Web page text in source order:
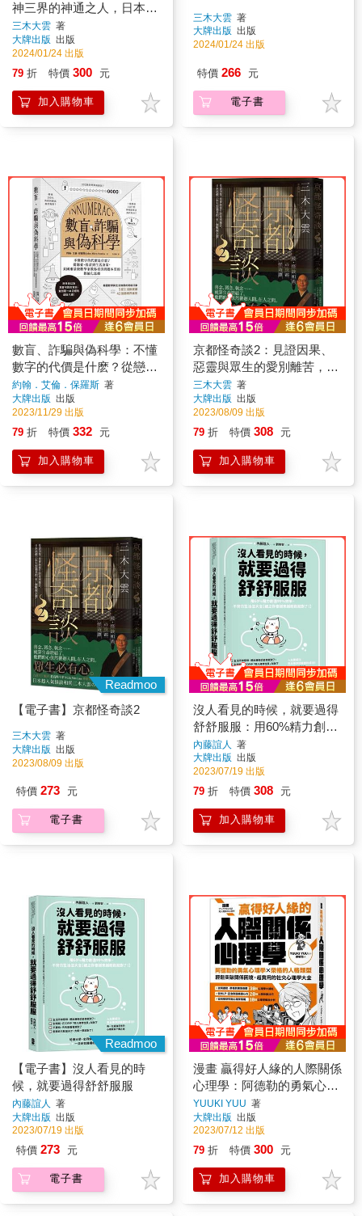
神三界的神通之人，日本高
僧三木大雲所經歷的「離奇
怪誕世界」
三木大雲 著
大牌出版 出版
2024/01/24 出版
79 折 特價 300 元
加入購物車
三木大雲 著
大牌出版 出版
2024/01/24 出版
特價 266 元
電子書
數盲、詐騙與偽科學：不懂
數字的代價是什麽？從戀
愛、投資到生活決策，美國
重量級數學家教你看清問題
本質的數值化思維
約翰．艾倫．保羅斯 著
大牌出版 出版
2023/11/29 出版
79 折 特價 332 元
加入購物車
京都怪奇談2：見證因果、
惡靈與眾生的愛別離苦，日
本高僧三木大雲遇見的「另
一個戰慄京都」
三木大雲 著
大牌出版 出版
2023/08/09 出版
79 折 特價 308 元
加入購物車
Readmoo
【電子書】京都怪奇談2
三木大雲 著
大牌出版 出版
2023/08/09 出版
特價 273 元
電子書
沒人看見的時候，就要過得
舒舒服服：用60%精力創造
99%效率，不努力生活法大
全【總之你會越來越輕鬆就
對了！】
內藤誼人
著
大牌出版 出版
2023/07/19 出版
79 折 特價 308 元
加入購物車
Readmoo
【電子書】沒人看見的時
候，就要過得舒舒服服
內藤誼人
著
大牌出版 出版
2023/07/19 出版
特價 273 元
電子書
漫畫 贏得好人緣的人際關係
心理學：阿德勒的勇氣心理
學X榮格的人格類型，輕鬆
突破關係困境，超實用的社
交心理學大全【熱銷典藏
版】
YUUKI YUU 著
大牌出版 出版
2023/07/12 出版
79 折 特價 300 元
加入購物車